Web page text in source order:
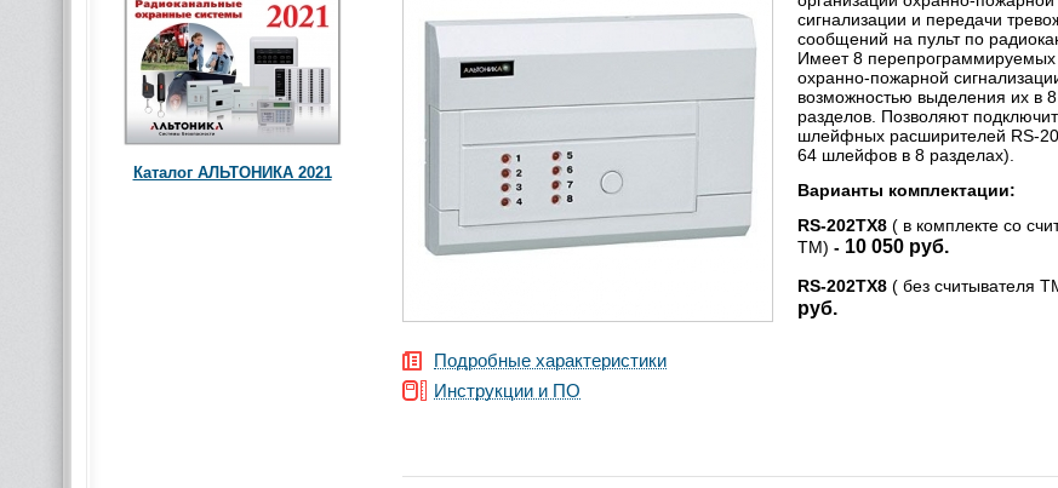
сигнализации и передачи
сообщений на пульт по
Имеет 8
охранно-пожарной
возможностью выделения их в 8
разделов. Позволяют
шлейфных расширителей RS-
64 шлейфов в 8 разделах).
Варианты комплектации:
RS-202TX8 ( в комплекте со
ТМ) - 10 050 руб.
RS-202TX8 ( без считывателя
руб.
Подробные характеристики
Инструкции и ПО
Каталог АЛЬТОНИКА 2021